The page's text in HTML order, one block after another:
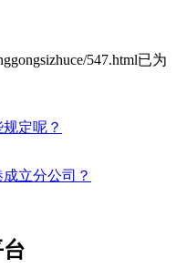
547.html已为
定呢？
立分公司？